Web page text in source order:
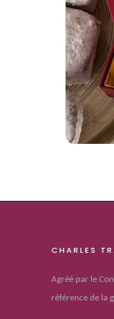
CHARLES
Agréé par le
référence de la